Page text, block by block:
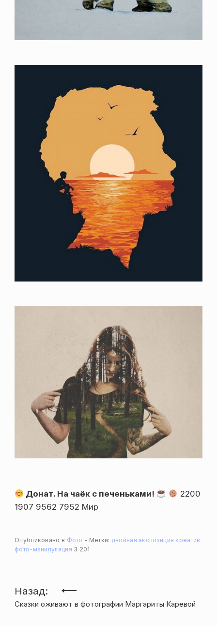
Донат. На чаёк с печеньками!
2200
1907 9562 7952 Мир
Опубликовано в Фото Метки: двойная экспозиция креатив
фото-манипуляция 3 201
Навигация
по
Назад:
Сказки оживают в фотографии Маргариты Каревой